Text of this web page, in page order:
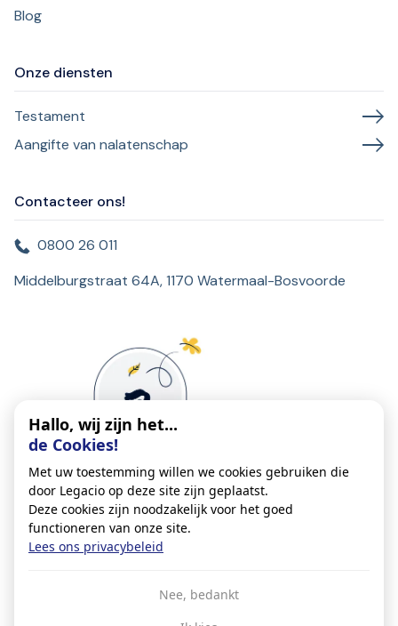
Blog
Onze diensten
Testament
Aangifte van nalatenschap
Contacteer ons!
0800 26 011
Middelburgstraat 64A, 1170 Watermaal-Bosvoorde
Hallo, wij zijn het...
de Cookies!
Met uw toestemming willen we cookies gebruiken die
door Legacio op deze site zijn geplaatst.
Deze cookies zijn noodzakelijk voor het goed
functioneren van onze site.
Lees ons privacybeleid
Nee, bedankt